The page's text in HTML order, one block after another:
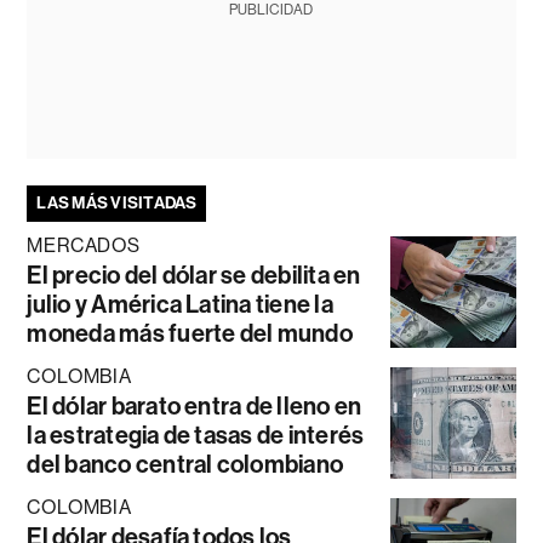
PUBLICIDAD
LAS MÁS VISITADAS
MERCADOS
El precio del dólar se debilita en
julio y América Latina tiene la
moneda más fuerte del mundo
COLOMBIA
El dólar barato entra de lleno en
la estrategia de tasas de interés
del banco central colombiano
COLOMBIA
El dólar desafía todos los